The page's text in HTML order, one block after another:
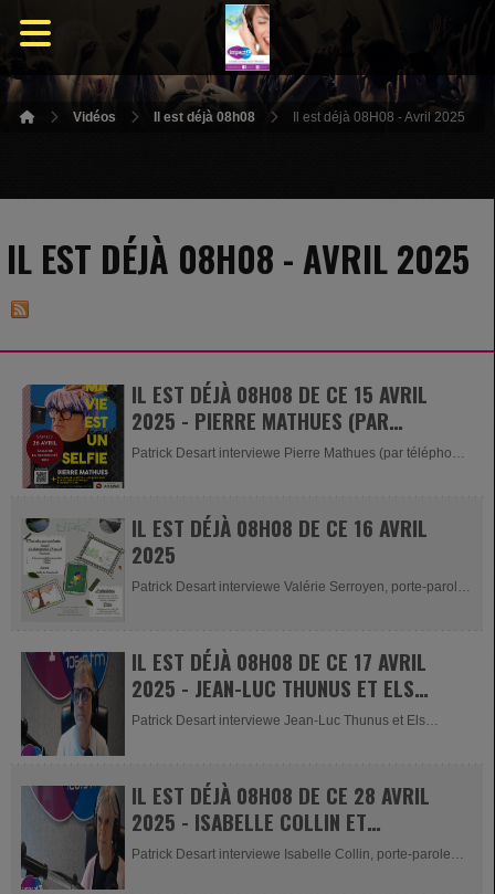
Vidéos Il est déjà 08h08 Il est déjà 08H08 - Avril 2025
IL EST DÉJÀ 08H08 - AVRIL 2025
IL EST DÉJÀ 08H08 DE CE 15 AVRIL
2025 - PIERRE MATHUES (PAR
TÉLÉPHONE) ET MARIE-CHRISTINE
Patrick Desart interviewe Pierre Mathues (par téléphone)
IL EST DÉJÀ 08H08 DE CE 16 AVRIL
2025
Patrick Desart interviewe Valérie Serroyen, porte-parole
IL EST DÉJÀ 08H08 DE CE 17 AVRIL
2025 - JEAN-LUC THUNUS ET ELS
CROMMEN
Patrick Desart interviewe Jean-Luc Thunus et Els
IL EST DÉJÀ 08H08 DE CE 28 AVRIL
2025 - ISABELLE COLLIN ET
JOANNE JASPART
Patrick Desart interviewe Isabelle Collin, porte-parole